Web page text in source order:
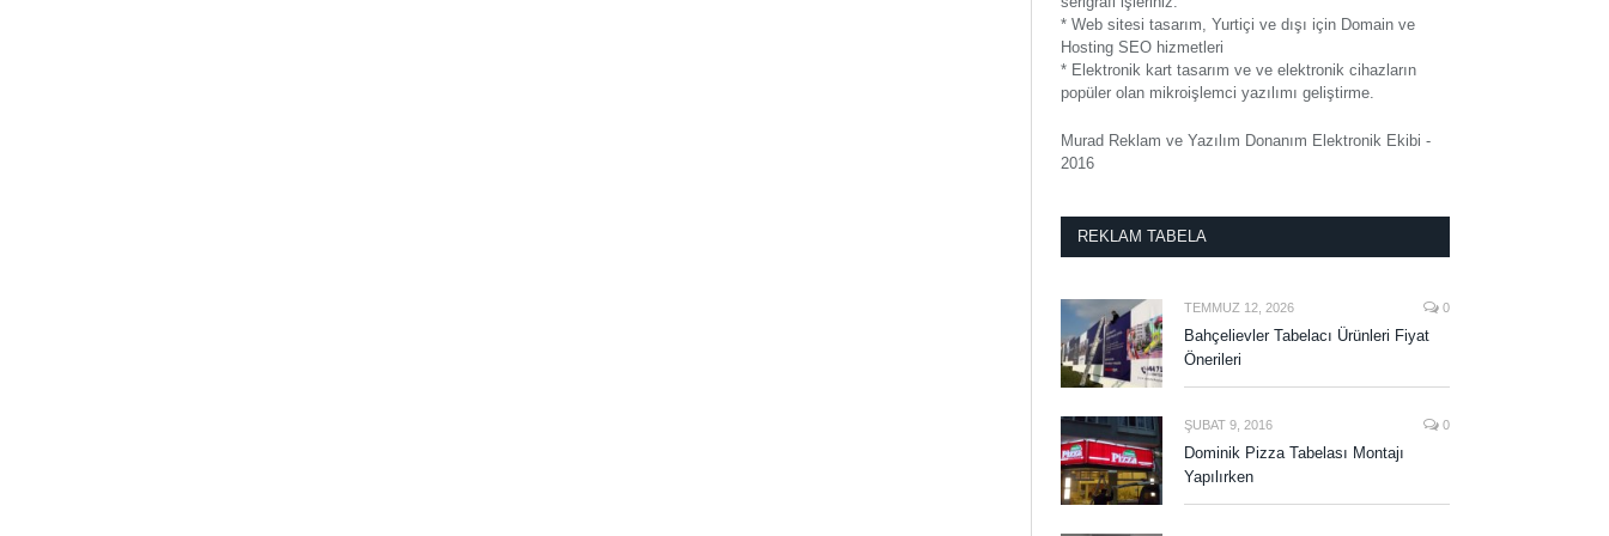
* Web sitesi tasarım, Yurtiçi ve dışı için Domain ve
Hosting SEO hizmetleri
* Elektronik kart tasarım ve ve elektronik cihazların
popüler olan mikroişlemci yazılımı geliştirme.
Murad Reklam ve Yazılım Donanım Elektronik Ekibi -
2016
REKLAM TABELA
TEMMUZ 12, 2026 0
Bahçelievler Tabelacı Ürünleri Fiyat
Önerileri
ŞUBAT 9, 2016 0
Dominik Pizza Tabelası Montajı
Yapılırken